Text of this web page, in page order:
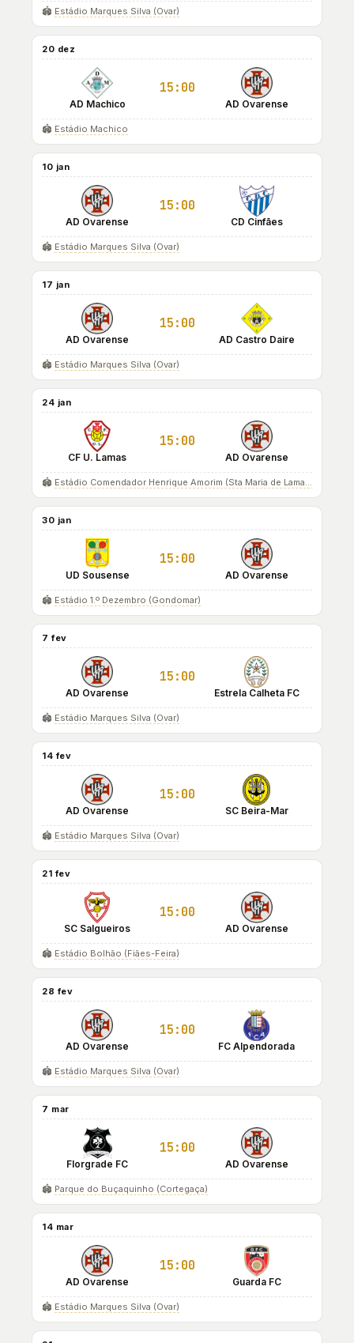
🏟️ Estádio Marques Silva (Ovar)
20 dez
AD Machico
15:00
AD Ovarense
🏟️ Estádio Machico
10 jan
AD Ovarense
15:00
CD Cinfães
🏟️ Estádio Marques Silva (Ovar)
17 jan
AD Ovarense
15:00
AD Castro Daire
🏟️ Estádio Marques Silva (Ovar)
24 jan
CF U. Lamas
15:00
AD Ovarense
🏟️ Estádio Comendador Henrique Amorim (Sta Maria de Lamas)
30 jan
UD Sousense
15:00
AD Ovarense
🏟️ Estádio 1.º Dezembro (Gondomar)
7 fev
AD Ovarense
15:00
Estrela Calheta FC
🏟️ Estádio Marques Silva (Ovar)
14 fev
AD Ovarense
15:00
SC Beira-Mar
🏟️ Estádio Marques Silva (Ovar)
21 fev
SC Salgueiros
15:00
AD Ovarense
🏟️ Estádio Bolhão (Fiães-Feira)
28 fev
AD Ovarense
15:00
FC Alpendorada
🏟️ Estádio Marques Silva (Ovar)
7 mar
Florgrade FC
15:00
AD Ovarense
🏟️ Parque do Buçaquinho (Cortegaça)
14 mar
AD Ovarense
15:00
Guarda FC
🏟️ Estádio Marques Silva (Ovar)